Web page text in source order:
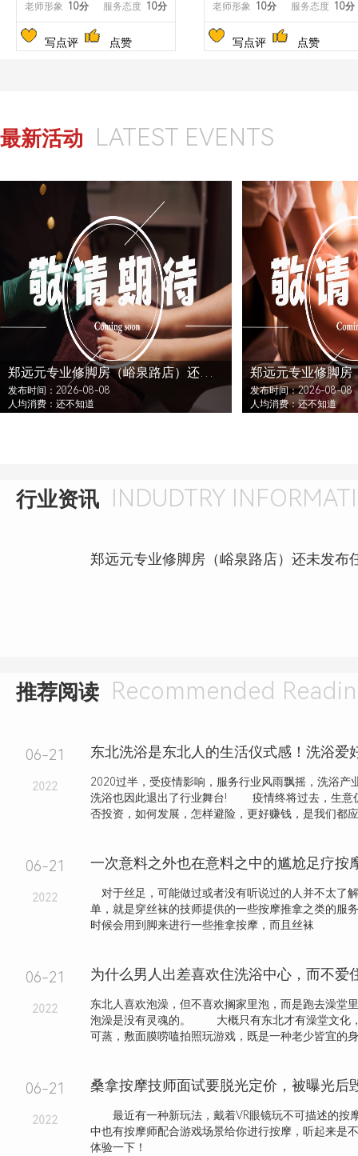
老师形象 10分 服务态度 10分
写点评 点赞
老师形象 10分 服务态度 10分
写点评 点赞
最新活动 LATEST EVENTS
郑远元专业修脚房（峪泉路店）还没发布活动
发布时间：2026-08-08
人均消费：还不知道
发布时间：2026-08-08
人均消费：还不知道
行业资讯 INDUDTRY
推荐阅读 Recommended
06-21
2022
2020过半，受疫情影响，服务行业风雨飘摇，洗浴产
洗浴也因此退出了行业舞台! 疫情终将过去，生意
否投资，如何发展，怎样避险，更好赚钱，是我们都
06-21
2022
一次意料之外也在意料之中的尴尬足疗按
对于丝足，可能做过或者没有听说过的人并不太了
单，就是穿丝袜的技师提供的一些按摩推拿之类的服
时候会用到脚来进行一些推拿按摩，而且丝袜
06-21
2022
东北人喜欢泡澡，但不喜欢搁家里泡，而是跑去澡堂
泡澡是没有灵魂的。 大概只有东北才有澡堂文化
可蒸，敷面膜唠嗑拍照玩游戏，既是一种老少皆宜的
06-21
2022
桑拿按摩技师面试要脱光定价，被曝光后
最近有一种新玩法，戴着VR眼镜玩不可描述的按
中也有按摩师配合游戏场景给你进行按摩，听起来是
体验一下！